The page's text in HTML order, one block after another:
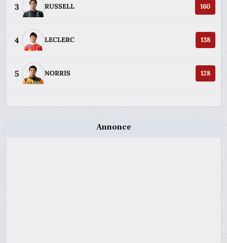
3 RUSSELL 160
4 LECLERC 138
5 NORRIS 128
Annonce